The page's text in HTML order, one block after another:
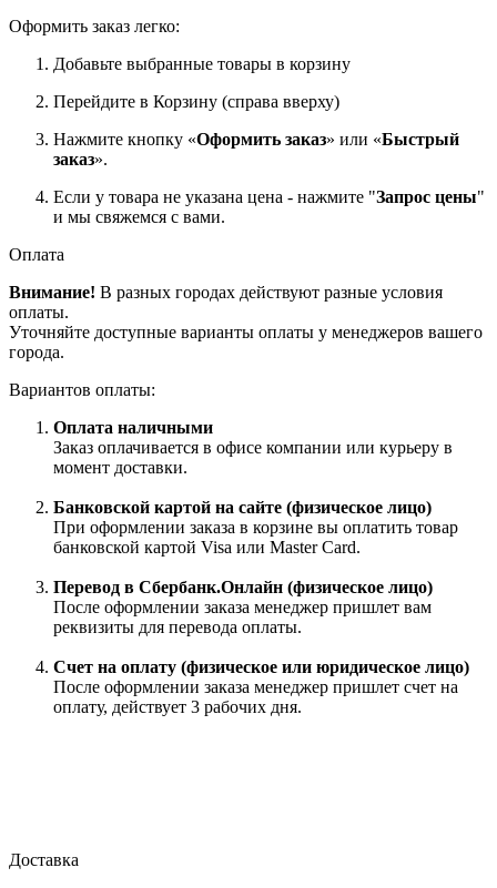
Оформить заказ легко:
Добавьте выбранные товары в корзину
Перейдите в Корзину (справа вверху)
Нажмите кнопку «Оформить заказ» или «Быстрый
заказ».
Если у товара не указана цена - нажмите "Запрос цены"
и мы свяжемся с вами.
Оплата
Внимание! В разных городах действуют разные условия
оплаты.
Уточняйте доступные варианты оплаты у менеджеров вашего
города.
Вариантов оплаты:
Оплата наличными
Заказ оплачивается в офисе компании или курьеру в
момент доставки.
Банковской картой на сайте (физическое лицо)
При оформлении заказа в корзине вы оплатить товар
банковской картой Visa или Master Card.
Перевод в Сбербанк.Онлайн (физическое лицо)
После оформлении заказа менеджер пришлет вам
реквизиты для перевода оплаты.
Счет на оплату (физическое или юридическое лицо)
После оформлении заказа менеджер пришлет счет на
оплату, действует 3 рабочих дня.
Доставка